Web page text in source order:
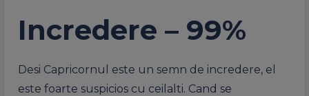
Incredere – 99%
Desi Capricornul este un semn de incredere, el
este foarte suspicios cu ceilalti. Cand se